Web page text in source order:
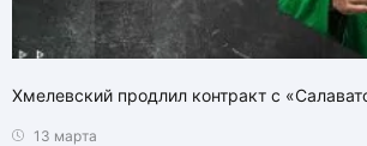
Хмелевский продлил контракт с
13 марта